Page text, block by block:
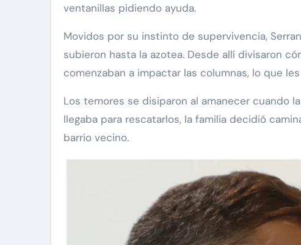
ventanillas pidiendo ayuda.
Movidos por su instinto de supervivencia,
subieron hasta la azotea. Desde allí divisaron
comenzaban a impactar las columnas, lo que
Los temores se disiparon al amanecer cuando
llegaba para rescatarlos, la familia decidió
barrio vecino.